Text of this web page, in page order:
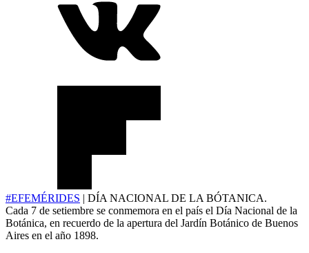
#EFEMÉRIDES | DÍA NACIONAL DE LA BÓTANICA.
Cada 7 de setiembre se conmemora en el país el Día Nacional de la
Botánica, en recuerdo de la apertura del Jardín Botánico de Buenos
Aires en el año 1898.